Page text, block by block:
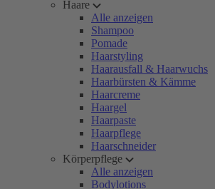
Haare
Alle anzeigen
Shampoo
Pomade
Haarstyling
Haarausfall & Haarwuchs
Haarbürsten & Kämme
Haarcreme
Haargel
Haarpaste
Haarpflege
Haarschneider
Körperpflege
Alle anzeigen
Bodylotions